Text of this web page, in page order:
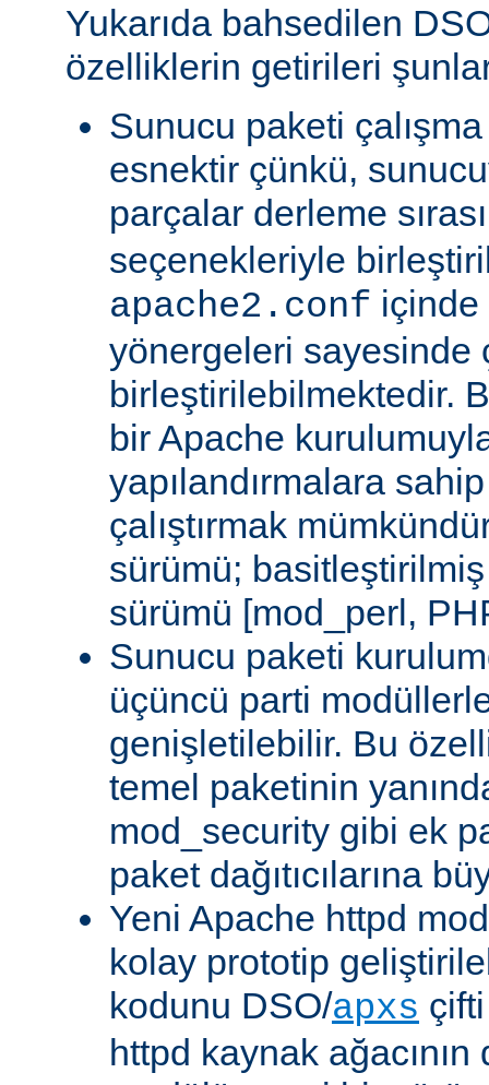
Yukarıda bahsedilen
özelliklerin getirileri
Sunucu paketi
esnektir çünkü,
parçalar derleme
seçenekleriyle
apache2.conf içinde
yönergeleri sayesinde
birleştirilebilmektedir.
bir Apache
yapılandırmalara
çalıştırmak
sürümü;
sürümü [mod_perl,
Sunucu paketi
üçüncü parti
genişletilebilir. Bu
temel paketinin
mod_security gibi ek
paket dağıtıcılarına
Yeni Apache httpd
kolay prototip
kodunu DSO/apxs
httpd kaynak ağacının